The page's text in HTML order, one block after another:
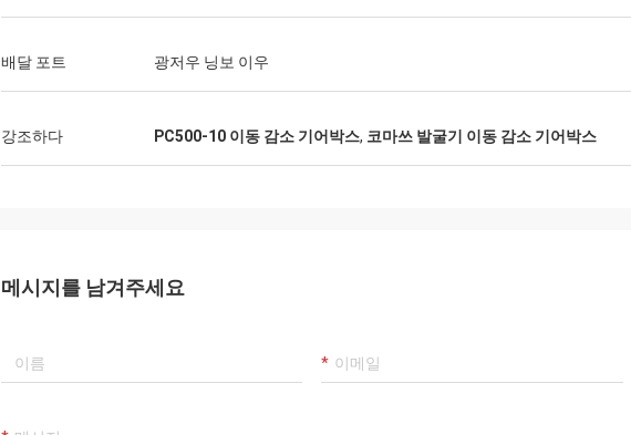
배달 포트 광저우 닝보 이우
강조하다 PC500-10 이동 감소 기어박스, 코마쓰 발굴기 이동 감소 기어박스
메시지를 남겨주세요